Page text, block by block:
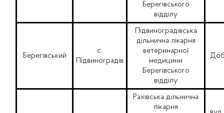
Берегівського
відділу
Берегівський
с.
Підвиноградів
Підвиноградівська
дільнична лікарня
ветеринарної
медицини
Берегівського
відділу
Рахівська дільнична
лікарня